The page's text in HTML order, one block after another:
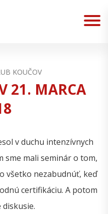
KOUČOV
21. MARCA
v duchu intenzívnych
sme mali seminár o tom,
všetko nezabudnúť, keď
certifikáciu. A potom
diskusie.